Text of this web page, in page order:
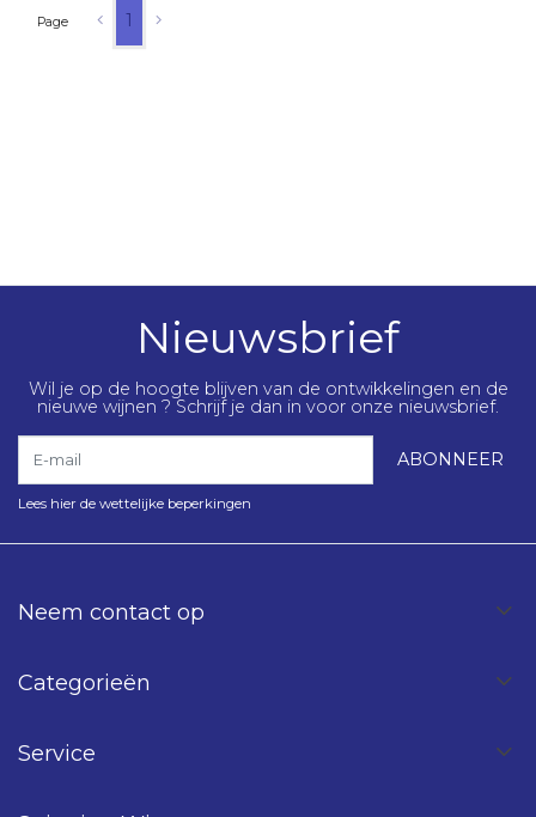
Page 1
Nieuwsbrief
Wil je op de hoogte blijven van de ontwikkelingen en de
nieuwe wijnen ? Schrijf je dan in voor onze nieuwsbrief.
ABONNEER
Lees hier de wettelijke beperkingen
Neem contact op
Categorieën
Service